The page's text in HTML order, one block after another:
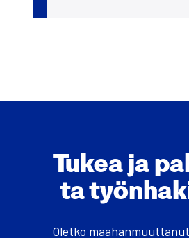
Tukea ja
ta
Olet­ko